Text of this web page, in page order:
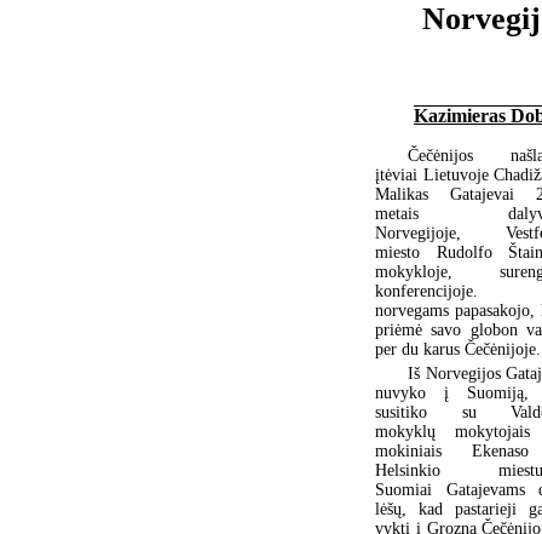
Kazimieras
Čečėnijos
įtėviai Lietuvoje
Malikas Gatajevai
metais
Norvegijoje,
miesto Rudolfo
mokykloje,
konferencijoje.
norvegams papasakojo,
priėmė savo globon
per du karus Čečėnijoje.
Iš Norvegijos
nuvyko į Suomiją,
susitiko su
mokyklų
mokiniais
Helsinkio
Suomiai Gatajevams
lėšų, kad pastarieji
vykti į Grozną